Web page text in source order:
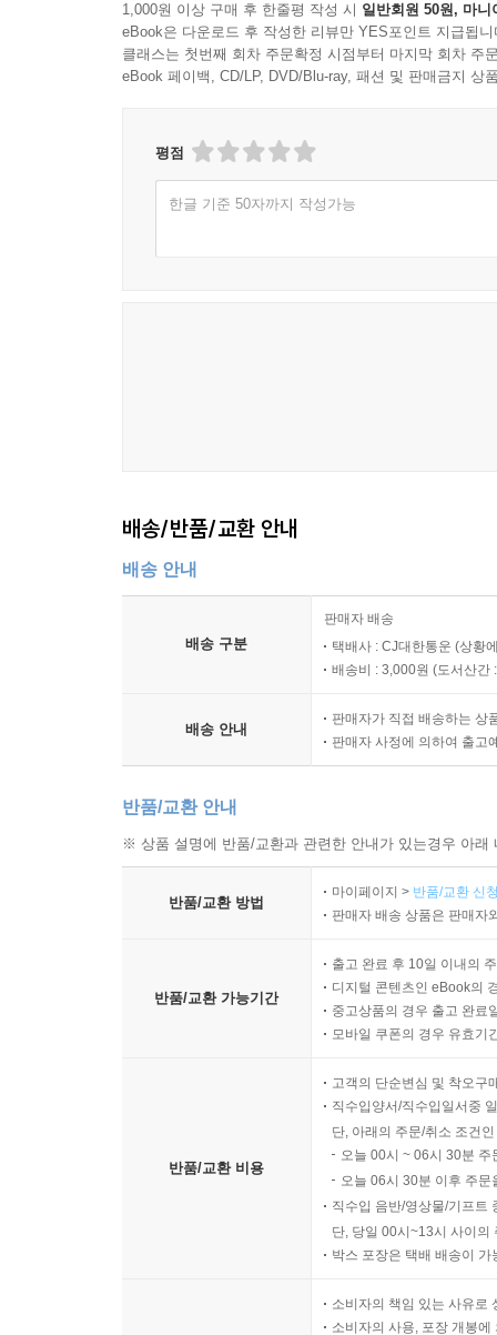
1,000원 이상 구매 후 한줄평 작성 시 일반회원 50원, 마니
eBook은 다운로드 후 작성한 리뷰만 YES포인트 지급됩니
클래스는 첫번째 회차 주문확정 시점부터 마지막 회차 주
eBook 페이백, CD/LP, DVD/Blu-ray, 패션 및 판매금지 상
평점
한글 기준 50자까지 작성가능
배송/반품/교환 안내
배송 안내
배송 구분
판매자 배송
택배사 : CJ대한통운 (상황
배송비 : 3,000원 (도서산간
배송 안내
판매자가 직접 배송하는 상
판매자 사정에 의하여 출고
반품/교환 안내
※ 상품 설명에 반품/교환과 관련한 안내가 있는경우 아
반품/교환 방법
마이페이지 > 반품/교환 신
판매자 배송 상품은 판매자
반품/교환 가능기간
출고 완료 후 10일 이내의
디지털 콘텐츠인 eBook의
중고상품의 경우 출고 완료
모바일 쿠폰의 경우 유효기
반품/교환 비용
고객의 단순변심 및 착오구
직수입양서/직수입일서중
단, 아래의 주문/취소 조건
오늘 00시 ~ 06시 30분
오늘 06시 30분 이후 주
직수입 음반/영상물/기프트
단, 당일 00시~13시 사이의
박스 포장은 택배 배송이
소비자의 책임 있는 사유로
소비자의 사용, 포장 개봉